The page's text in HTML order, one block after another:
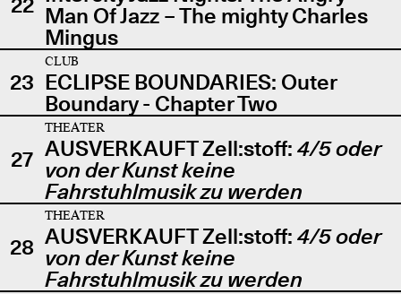
Man Of Jazz – The mighty Charles
Mingus
23
CLUB
ECLIPSE BOUNDARIES: Outer
Boundary - Chapter Two
27
THEATER
AUSVERKAUFT Zell:stoff: 4/5 oder
von der Kunst keine
Fahrstuhlmusik zu werden
28
THEATER
AUSVERKAUFT Zell:stoff: 4/5 oder
von der Kunst keine
Fahrstuhlmusik zu werden